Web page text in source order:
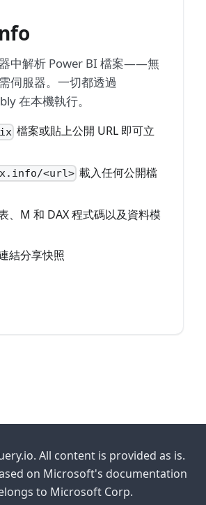
中解析 Power BI 檔案——無
伺服器。一切都透過
在本機執行。
檔案或貼上公開 URL 即可立
<url> 載入任何公開檔
、M 和 DAX 程式碼以及資料模
結分享快照
All content is provided as is.
on Microsoft's documentation
to Microsoft Corp.